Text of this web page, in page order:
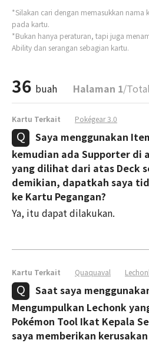
*Silakan cari dengan memasukkan nama
pada kartu.
*Bukan hanya peraturan, tapi juga
Ability dan serangan sebagian kartu.
36 buah Halaman 1/
Kartu Terkait Pokégear 3.0
Saya menggunakan
kemudian ada Supporter di
yang dilihat dari atas Deck
demikian, dapatkah saya
ke Kartu Pegangan?
Ya, itu dapat dilakukan.
Kartu Terkait Quaquaval
Saat saya
Mengumpulkan Lechonk
Pokémon Tool Ikat Kepala
saya memberikan